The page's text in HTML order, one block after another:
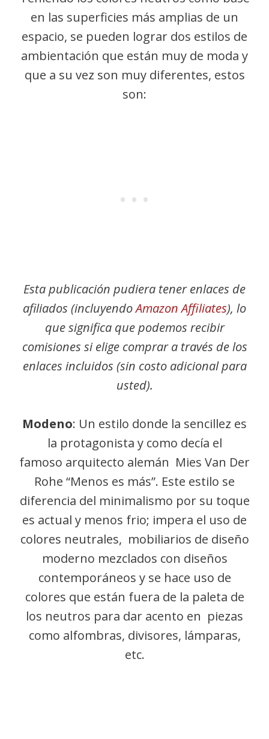
en las superficies más amplias de un
espacio, se pueden lograr dos estilos de
ambientación que están muy de moda y
que a su vez son muy diferentes, estos
son:
Esta publicación pudiera tener enlaces de
afiliados (incluyendoAmazon Affiliates), lo
que significa que podemos recibir
comisiones si elige comprar a través de los
enlaces incluidos (sin costo adicional para
usted).
Modeno: Un estilo donde la sencillez es
la protagonista y como decía el
famoso arquitecto alemán Mies Van Der
Rohe “Menos es más”. Este estilo se
diferencia del minimalismo por su toque
es actual y menos frio; impera el uso de
colores neutrales, mobiliarios de diseño
moderno mezclados con diseños
contemporáneos y se hace uso de
colores que están fuera de la paleta de
los neutros para dar acento en piezas
como alfombras, divisores, lámparas,
etc.